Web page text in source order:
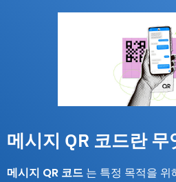
메시지 QR 코드란 무
메시지 QR 코드 는 특정 목적을 위